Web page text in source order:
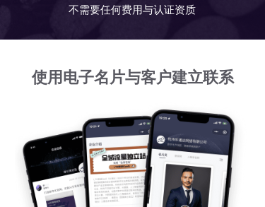
不需要任何费用与认证资质
使用电子名片与客户建立联系